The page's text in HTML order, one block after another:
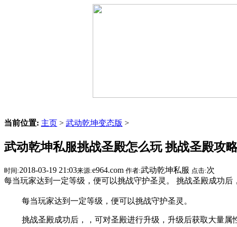
当前位置: 主页 > 武动乾坤变态版 >
武动乾坤私服挑战圣殿怎么玩 挑战圣殿攻
时间:2018-03-19 21:03来源:e964.com 作者:武动乾坤私服 点击:次
每当玩家达到一定等级，便可以挑战守护圣灵。 挑战圣殿成功
每当玩家达到一定等级，便可以挑战守护圣灵。
挑战圣殿成功后，，可对圣殿进行升级，升级后获取大量属